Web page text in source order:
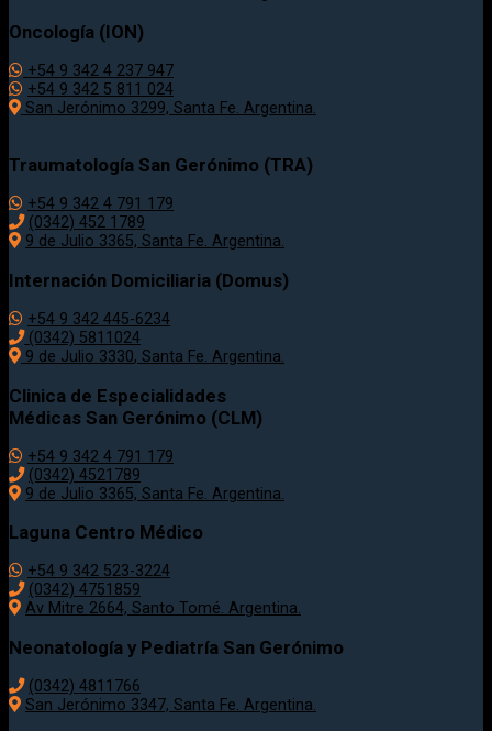
Oncología (ION)
+54 9 342 4 237 947
+54 9 342 5 811 024
San Jerónimo 3299, Santa Fe. Argentina.
Traumatología San Gerónimo (TRA)
+54 9 342 4 791 179
(0342) 452 1789
9 de Julio 3365, Santa Fe. Argentina.
Internación Domiciliaria (Domus)
+54 9 342 445-6234
(0342) 5811024
9 de Julio 3330, Santa Fe. Argentina.
Clinica de Especialidades
Médicas San Gerónimo (CLM)
+54 9 342 4 791 179
(0342) 4521789
9 de Julio 3365, Santa Fe. Argentina.
Laguna Centro Médico
+54 9 342 523-3224
(0342) 4751859
Av Mitre 2664, Santo Tomé. Argentina.
Neonatología y Pediatría San Gerónimo
(0342) 4811766
San Jerónimo 3347, Santa Fe. Argentina.